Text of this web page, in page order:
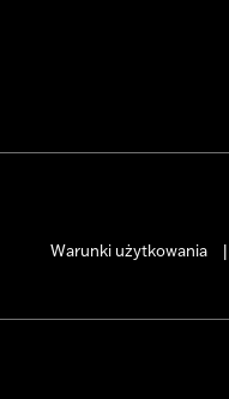
Warunki użytkowania